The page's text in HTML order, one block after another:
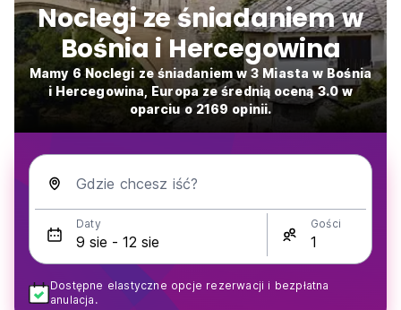
Noclegi ze śniadaniem w
Bośnia i Hercegowina
Mamy 6 Noclegi ze śniadaniem w 3 Miasta w Bośnia
i Hercegowina, Europa ze średnią oceną 3.0 w
oparciu o 2169 opinii.
Gdzie chcesz iść?
Daty Gości
Dostępne elastyczne opcje rezerwacji i bezpłatna
anulacja.